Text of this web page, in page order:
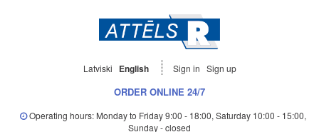
Latviski English Sign in Sign up
ORDER ONLINE 24/7
Operating hours: Monday to Friday 9:00 - 18:00, Saturday 10:00 - 15:00,
Sunday - closed